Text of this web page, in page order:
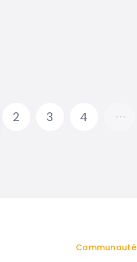
2 3 4
Communauté